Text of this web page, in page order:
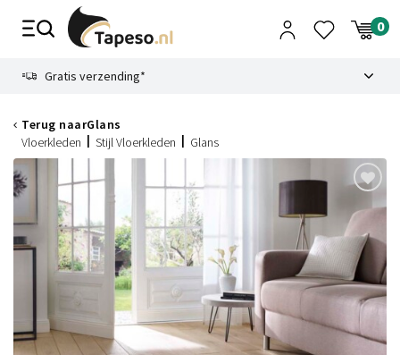
Gratis verzending*
Terug naarGlans
Vloerkleden
Stijl Vloerkleden Glans